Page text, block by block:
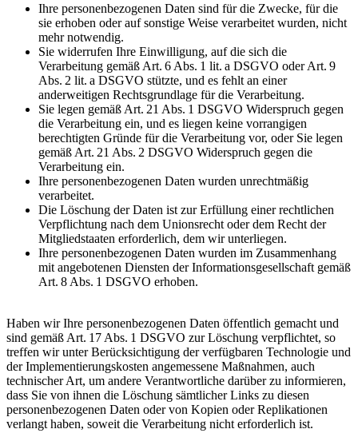
Ihre personenbezogenen Daten sind für die Zwecke, für die
sie erhoben oder auf sonstige Weise verarbeitet wurden, nicht
mehr notwendig.
Sie widerrufen Ihre Einwilligung, auf die sich die
Verarbeitung gemäß Art. 6 Abs. 1 lit. a DSGVO oder Art. 9
Abs. 2 lit. a DSGVO stützte, und es fehlt an einer
anderweitigen Rechtsgrundlage für die Verarbeitung.
Sie legen gemäß Art. 21 Abs. 1 DSGVO Widerspruch gegen
die Verarbeitung ein, und es liegen keine vorrangigen
berechtigten Gründe für die Verarbeitung vor, oder Sie legen
gemäß Art. 21 Abs. 2 DSGVO Widerspruch gegen die
Verarbeitung ein.
Ihre personenbezogenen Daten wurden unrechtmäßig
verarbeitet.
Die Löschung der Daten ist zur Erfüllung einer rechtlichen
Verpflichtung nach dem Unionsrecht oder dem Recht der
Mitgliedstaaten erforderlich, dem wir unterliegen.
Ihre personenbezogenen Daten wurden im Zusammenhang
mit angebotenen Diensten der Informationsgesellschaft gemäß
Art. 8 Abs. 1 DSGVO erhoben.
Haben wir Ihre personenbezogenen Daten öffentlich gemacht und
sind gemäß Art. 17 Abs. 1 DSGVO zur Löschung verpflichtet, so
treffen wir unter Berücksichtigung der verfügbaren Technologie und
der Implementierungskosten angemessene Maßnahmen, auch
technischer Art, um andere Verantwortliche darüber zu informieren,
dass Sie von ihnen die Löschung sämtlicher Links zu diesen
personenbezogenen Daten oder von Kopien oder Replikationen
verlangt haben, soweit die Verarbeitung nicht erforderlich ist.